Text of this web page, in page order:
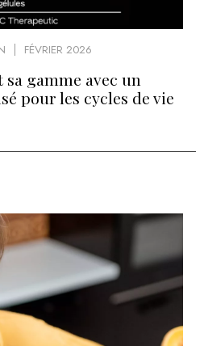
FÉVRIER 2026
gamme avec un
pour les cycles de vie